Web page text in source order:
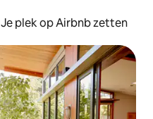
Je plek op Airbnb zetten